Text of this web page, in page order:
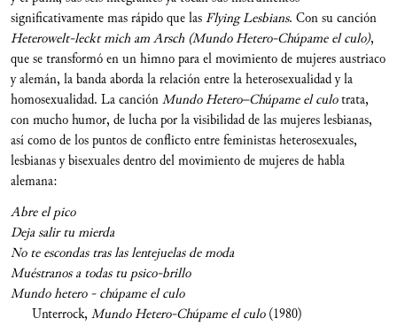
significativamente mas rápido que lasFlying Lesbians. Con su canción
Heterowelt-leckt mich am Arsch (Mundo Hetero-Chúpame el culo),
que se transformó en un himno para el movimiento de mujeres austriaco
y alemán, la banda aborda la relación entre la heterosexualidad y la
homosexualidad. La canciónMundo Hetero–Chúpame el culotrata,
con mucho humor, de lucha por la visibilidad de las mujeres lesbianas,
así como de los puntos de conflicto entre feministas heterosexuales,
lesbianas y bisexuales dentro del movimiento de mujeres de habla
alemana:
Abre el pico
Deja salir tu mierda
No te escondas tras las lentejuelas de moda
Muéstranos a todas tu psico-brillo
Mundo hetero - chúpame el culo
Unterrock, Mundo Hetero-Chúpame el culo(1980)